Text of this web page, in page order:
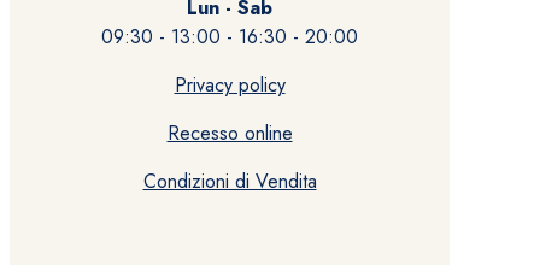
Lun - Sab
09:30 - 13:00 - 16:30 - 20:00
Privacy policy
Recesso online
Condizioni di Vendita